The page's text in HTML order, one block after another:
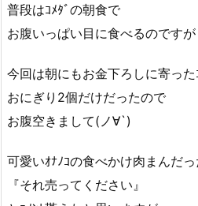
普段はｺﾒﾀﾞの朝食で
お腹いっぱい目に食べるのですが
今回は朝にもお金下ろしに寄った
おにぎり2個だけだったので
お腹空きまして(ノ∀`)
可愛いｵﾅﾉｺの食べかけ肉まんだっ
『それ売ってください』